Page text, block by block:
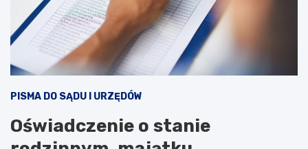
PISMA DO SĄDU I URZĘDÓW
Oświadczenie o stanie